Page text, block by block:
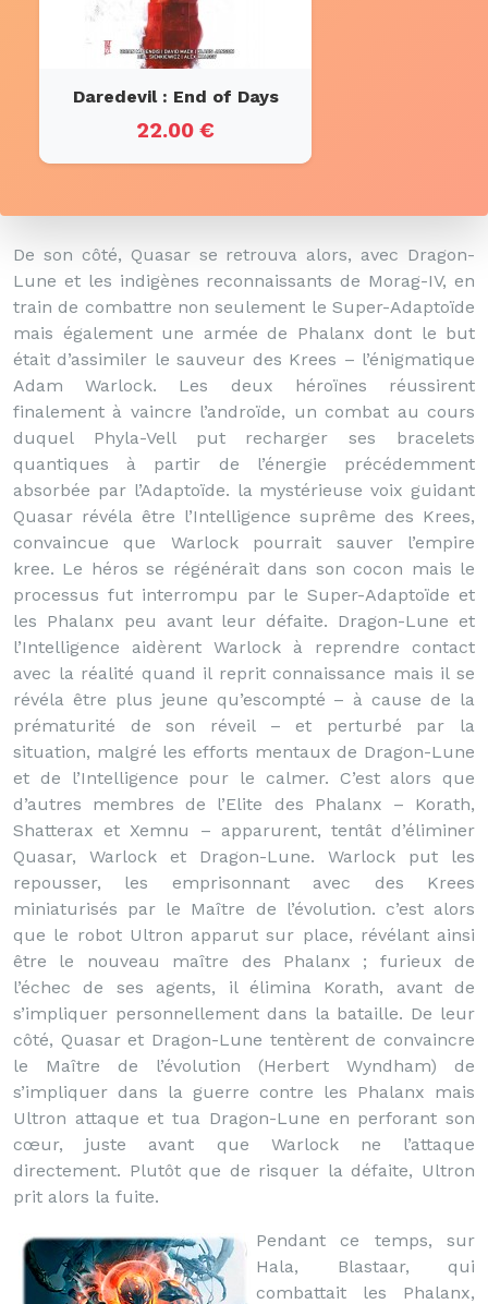
Daredevil : End of Days
22.00 €
De son côté, Quasar se retrouva alors, avec Dragon-
Lune et les indigènes reconnaissants de Morag-IV, en
train de combattre non seulement le Super-Adaptoïde
mais également une armée de Phalanx dont le but
était d’assimiler le sauveur des Krees – l’énigmatique
Adam Warlock. Les deux héroïnes réussirent
finalement à vaincre l’androïde, un combat au cours
duquel Phyla-Vell put recharger ses bracelets
quantiques à partir de l’énergie précédemment
absorbée par l’Adaptoïde. la mystérieuse voix guidant
Quasar révéla être l’Intelligence suprême des Krees,
convaincue que Warlock pourrait sauver l’empire
kree. Le héros se régénérait dans son cocon mais le
processus fut interrompu par le Super-Adaptoïde et
les Phalanx peu avant leur défaite. Dragon-Lune et
l’Intelligence aidèrent Warlock à reprendre contact
avec la réalité quand il reprit connaissance mais il se
révéla être plus jeune qu’escompté – à cause de la
prématurité de son réveil – et perturbé par la
situation, malgré les efforts mentaux de Dragon-Lune
et de l’Intelligence pour le calmer. C’est alors que
d’autres membres de l’Elite des Phalanx – Korath,
Shatterax et Xemnu – apparurent, tentât d’éliminer
Quasar, Warlock et Dragon-Lune. Warlock put les
repousser, les emprisonnant avec des Krees
miniaturisés par le Maître de l’évolution. c’est alors
que le robot Ultron apparut sur place, révélant ainsi
être le nouveau maître des Phalanx ; furieux de
l’échec de ses agents, il élimina Korath, avant de
s’impliquer personnellement dans la bataille. De leur
côté, Quasar et Dragon-Lune tentèrent de convaincre
le Maître de l’évolution (Herbert Wyndham) de
s’impliquer dans la guerre contre les Phalanx mais
Ultron attaque et tua Dragon-Lune en perforant son
cœur, juste avant que Warlock ne l’attaque
directement. Plutôt que de risquer la défaite, Ultron
prit alors la fuite.
Pendant ce temps, sur
Hala, Blastaar, qui
combattait les Phalanx,